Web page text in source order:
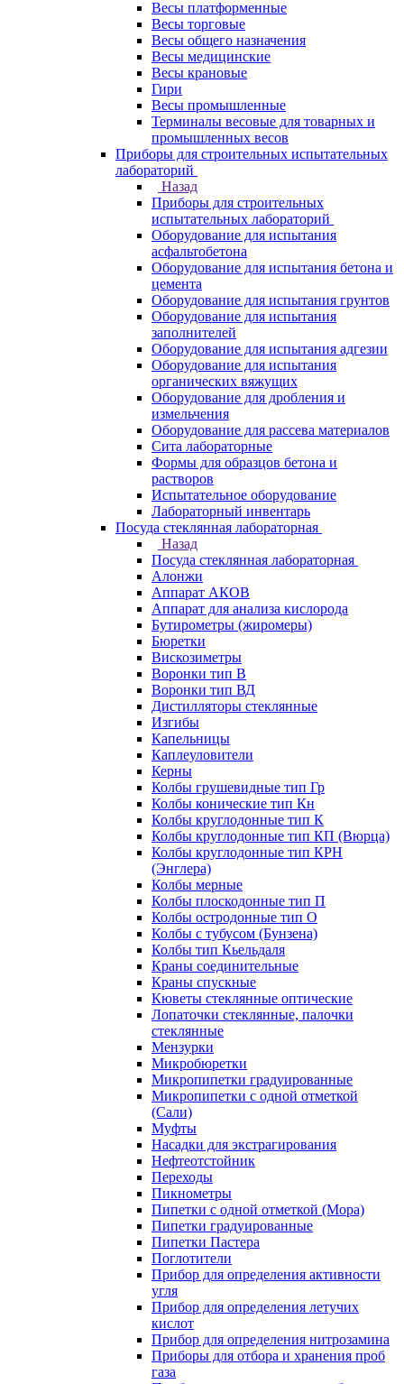
Весы платформенные
Весы торговые
Весы общего назначения
Весы медицинские
Весы крановые
Гири
Весы промышленные
Терминалы весовые для товарных и
промышленных весов
Приборы для строительных испытательных
лабораторий
Назад
Приборы для строительных
испытательных лабораторий
Оборудование для испытания
асфальтобетона
Оборудование для испытания бетона и
цемента
Оборудование для испытания грунтов
Оборудование для испытания
заполнителей
Оборудование для испытания адгезии
Оборудование для испытания
органических вяжущих
Оборудование для дробления и
измельчения
Оборудование для рассева материалов
Сита лабораторные
Формы для образцов бетона и
растворов
Испытательное оборудование
Лабораторный инвентарь
Посуда стеклянная лабораторная
Назад
Посуда стеклянная лабораторная
Алонжи
Аппарат АКОВ
Аппарат для анализа кислорода
Бутирометры (жиромеры)
Бюретки
Вискозиметры
Воронки тип В
Воронки тип ВД
Дистилляторы стеклянные
Изгибы
Капельницы
Каплеуловители
Керны
Колбы грушевидные тип Гр
Колбы конические тип Кн
Колбы круглодонные тип К
Колбы круглодонные тип КП (Вюрца)
Колбы круглодонные тип КРН
(Энглера)
Колбы мерные
Колбы плоскодонные тип П
Колбы остродонные тип О
Колбы с тубусом (Бунзена)
Колбы тип Кьельдаля
Краны соединительные
Краны спускные
Кюветы стеклянные оптические
Лопаточки стеклянные, палочки
стеклянные
Мензурки
Микробюретки
Микропипетки градуированные
Микропипетки с одной отметкой
(Сали)
Муфты
Насадки для экстрагирования
Нефтеотстойник
Переходы
Пикнометры
Пипетки с одной отметкой (Мора)
Пипетки градуированные
Пипетки Пастера
Поглотители
Прибор для определения активности
угля
Прибор для определения летучих
кислот
Прибор для определения нитрозамина
Приборы для отбора и хранения проб
газа